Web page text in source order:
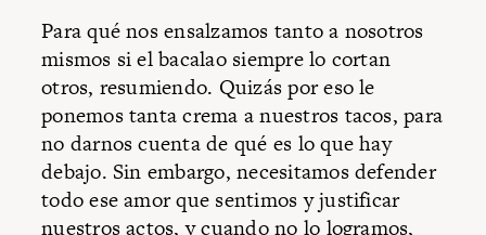
Para qué nos ensalzamos tanto a nosotros
mismos si el bacalao siempre lo cortan
otros, resumiendo. Quizás por eso le
ponemos tanta crema a nuestros tacos, para
no darnos cuenta de qué es lo que hay
debajo. Sin embargo, necesitamos defender
todo ese amor que sentimos y justificar
nuestros actos, y cuando no lo logramos,